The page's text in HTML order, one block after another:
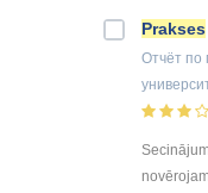
Prakses
Отчёт по